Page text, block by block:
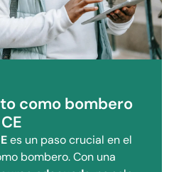
como bombero
es un paso crucial en el
bombero. Con una